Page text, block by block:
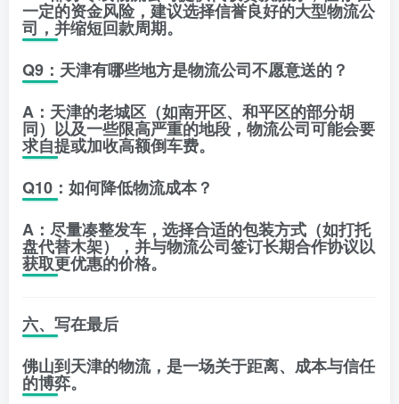
一定的资金风险，建议选择信誉良好的大型物流公
司，并缩短回款周期。
Q9：天津有哪些地方是物流公司不愿意送的？
A：天津的老城区（如南开区、和平区的部分胡
同）以及一些限高严重的地段，物流公司可能会要
求自提或加收高额倒车费。
Q10：如何降低物流成本？
A：尽量凑整发车，选择合适的包装方式（如打托
盘代替木架），并与物流公司签订长期合作协议以
获取更优惠的价格。
六、写在最后
佛山到天津的物流，是一场关于距离、成本与信任
的博弈。